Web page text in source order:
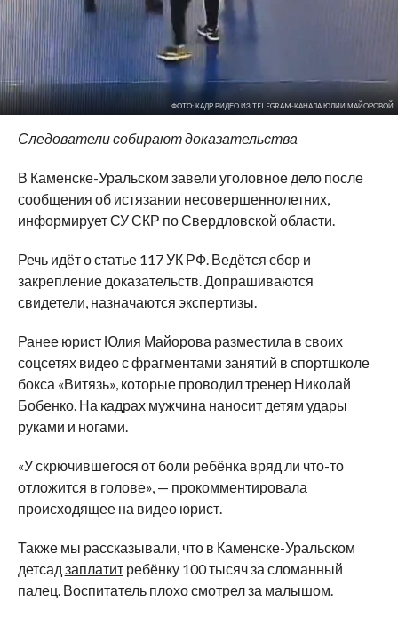
ФОТО: КАДР ВИДЕО ИЗ TELEGRAM-КАНАЛА ЮЛИИ МАЙОРОВОЙ
Следователи собирают доказательства
В Каменске-Уральском завели уголовное дело после
сообщения об истязании несовершеннолетних,
информирует СУ СКР по Свердловской области.
Речь идёт о статье 117 УК РФ. Ведётся сбор и
закрепление доказательств. Допрашиваются
свидетели, назначаются экспертизы.
Ранее юрист Юлия Майорова разместила в своих
соцсетях видео с фрагментами занятий в спортшколе
бокса «Витязь», которые проводил тренер Николай
Бобенко. На кадрах мужчина наносит детям удары
руками и ногами.
«У скрючившегося от боли ребёнка вряд ли что-то
отложится в голове», — прокомментировала
происходящее на видео юрист.
Также мы рассказывали, что в Каменске-Уральском
детсад заплатитребёнку 100 тысяч за сломанный
палец. Воспитатель плохо смотрел за малышом.